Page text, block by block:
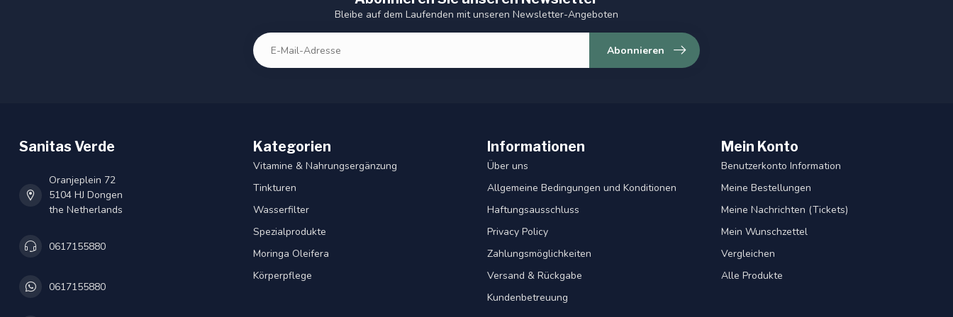
Bleibe auf dem Laufenden mit unseren Newsletter-Angeboten
Abonnieren
Sanitas Verde
Oranjeplein 72
5104 HJ Dongen
the Netherlands
0617155880
0617155880
Kategorien
Vitamine & Nahrungsergänzung
Tinkturen
Wasserfilter
Spezialprodukte
Moringa Oleifera
Körperpflege
Informationen
Über uns
Allgemeine Bedingungen und Konditionen
Haftungsausschluss
Privacy Policy
Zahlungsmöglichkeiten
Versand & Rückgabe
Kundenbetreuung
Mein Konto
Benutzerkonto Information
Meine Bestellungen
Meine Nachrichten (Tickets)
Mein Wunschzettel
Vergleichen
Alle Produkte